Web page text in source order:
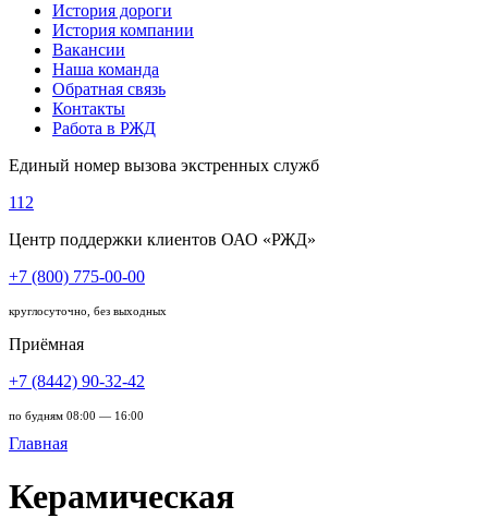
История дороги
История компании
Вакансии
Наша команда
Обратная связь
Контакты
Работа в РЖД
Единый номер вызова экстренных служб
112
Центр поддержки клиентов ОАО «РЖД»
+7 (800) 775-00-00
круглосуточно, без выходных
Приёмная
+7 (8442) 90-32-42
по будням 08:00 — 16:00
Главная
Керамическая